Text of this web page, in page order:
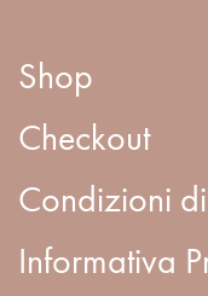
Shop
Checkout
Condizioni
Informativa